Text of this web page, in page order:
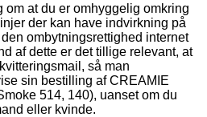
om at du er omhyggelig omkring
der kan have indvirkning på
ombytningsrettighed internet
af dette er det tillige relevant, at
så man
sin bestilling af CREAMIE
514, 140), uanset om du
eller kvinde.